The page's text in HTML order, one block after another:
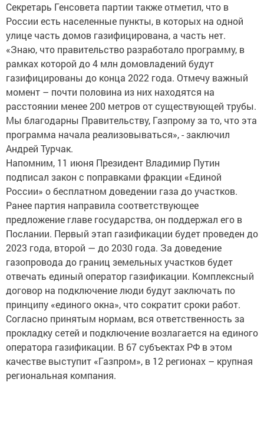
Секретарь Генсовета партии также отметил, что в
России есть населенные пункты, в которых на одной
улице часть домов газифицирована, а часть нет.
«Знаю, что правительство разработало программу, в
рамках которой до 4 млн домовладений будут
газифицированы до конца 2022 года. Отмечу важный
момент – почти половина из них находятся на
расстоянии менее 200 метров от существующей трубы.
Мы благодарны Правительству, Газпрому за то, что эта
программа начала реализовываться», - заключил
Андрей Турчак.
Напомним, 11 июня Президент Владимир Путин
подписал закон с поправками фракции «Единой
России» о бесплатном доведении газа до участков.
Ранее партия направила соответствующее
предложение главе государства, он поддержал его в
Послании. Первый этап газификации будет проведен до
2023 года, второй — до 2030 года. За доведение
газопровода до границ земельных участков будет
отвечать единый оператор газификации. Комплексный
договор на подключение люди будут заключать по
принципу «единого окна», что сократит сроки работ.
Согласно принятым нормам, вся ответственность за
прокладку сетей и подключение возлагается на единого
оператора газификации. В 67 субъектах РФ в этом
качестве выступит «Газпром», в 12 регионах – крупная
региональная компания.